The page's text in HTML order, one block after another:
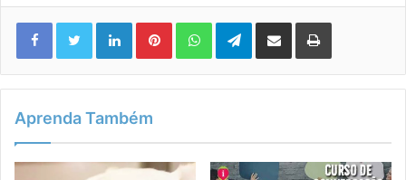
LinkedinPinterestWhatsAppTelegram
Compartilhar via e-mail Imprimir
Aprenda Também